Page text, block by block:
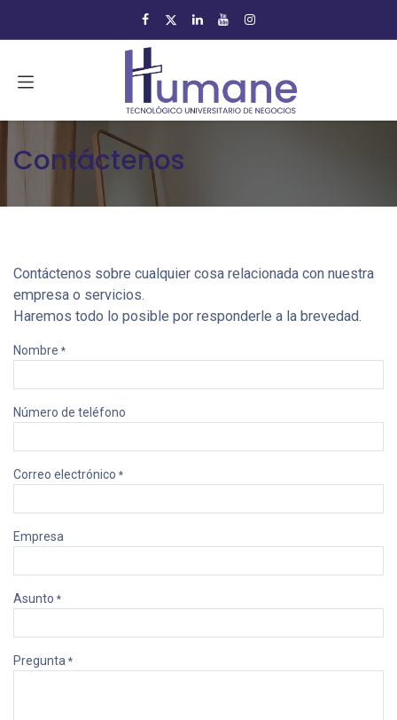
Contáctenos
Contáctenos sobre cualquier cosa relacionada con nuestra
empresa o servicios.
Haremos todo lo posible por responderle a la brevedad.
Nombre *
Número de teléfono
Correo electrónico *
Empresa
Asunto *
Pregunta *